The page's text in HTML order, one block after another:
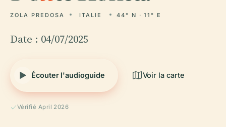
ZOLA PREDOSA ITALIE 44° N · 11° E
Date : 04/07/2025
Écouter l'audioguide Voir la carte
Vérifié April 2026